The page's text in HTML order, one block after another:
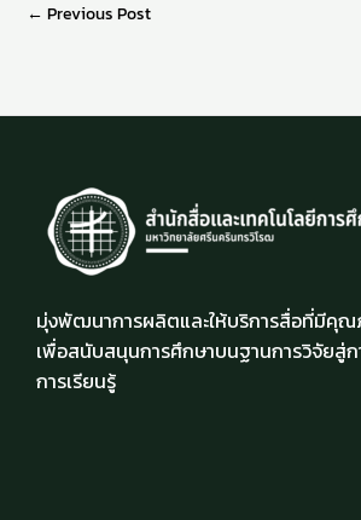
← Previous Post
มุ่งพัฒนาการผลิตและให้บริการสื่อที่มีคุ
เพื่อสนับสนุนการศึกษาบนฐานการวิจัยสู่ก
การเรียนรู้